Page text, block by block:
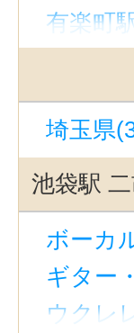
有楽町
中目黒
世田谷
吉祥寺
銀座一
上野駅
下北沢
立川南
大塚駅(
埼玉県
池袋駅
ボーカ
ギター
ウクレ